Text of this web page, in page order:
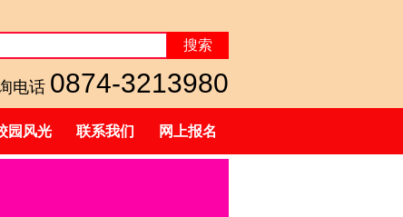
搜索
电话 0874-3213980
园风光 联系我们 网上报名